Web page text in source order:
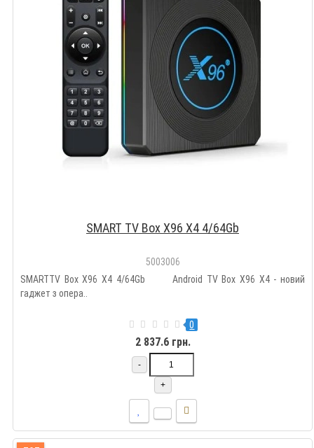
SMART TV Box X96 X4 4/64Gb
5003006
SMARTTV Box X96 X4 4/64Gb Android TV Box X96 X4 - новий
гаджет з опера..
0
2 837.6 грн.
-
+